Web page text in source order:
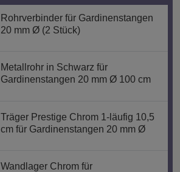
Rohrverbinder für Gardinenstangen
20 mm Ø (2 Stück)
Metallrohr in Schwarz für
Gardinenstangen 20 mm Ø 100 cm
Träger Prestige Chrom 1-läufig 10,5
cm für Gardinenstangen 20 mm Ø
Wandlager Chrom für